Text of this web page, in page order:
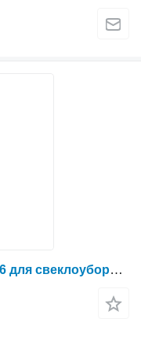
Вставка фільтра Holmer P782106 для свеклоуборочного комбайна